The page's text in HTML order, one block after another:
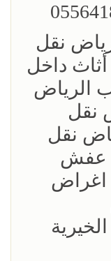
☎️ 0556418907
نقل
داخل
الرياض
نقل
نقل
عفش
اغراض